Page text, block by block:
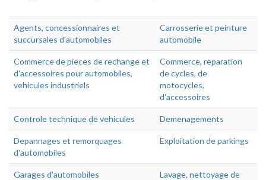
Agents, concessionnaires et
succursales d'automobiles
Carrosserie et peinture
automobile
Commerce de pieces de rechange et
d'accessoires pour automobiles,
vehicules industriels
Commerce, reparation
de cycles, de
motocycles,
d'accessoires
Controle technique de vehicules Demenagements
Depannages et remorquages
d'automobiles
Exploitation de parkings
Garages d'automobiles
Lavage, nettoyage de